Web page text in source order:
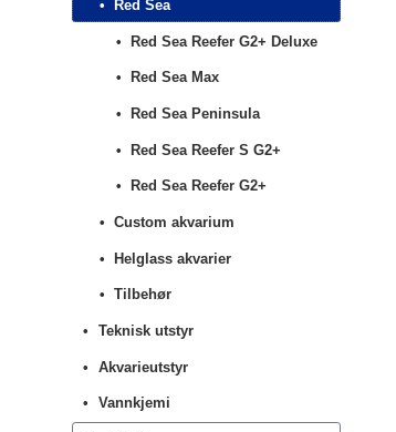
Red Sea
Red Sea Reefer G2+ Deluxe
Red Sea Max
Red Sea Peninsula
Red Sea Reefer S G2+
Red Sea Reefer G2+
Custom akvarium
Helglass akvarier
Tilbehør
Teknisk utstyr
Akvarieutstyr
Vannkjemi